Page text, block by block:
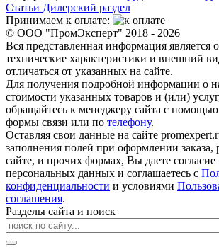
Статьи Дилерский раздел
Принимаем к оплате:
© ООО "ПромЭксперт" 2018 - 2026
Вся представленная информация является
технические характеристики и внешний
отличаться от указанных на сайте.
Для получения подробной информации о
стоимости указанных товаров и (или)
обращайтесь к менеджеру сайта с помощью
формы связи или по телефону.
Оставляя свои данные на сайте
заполнения полей при оформлении заказа,
сайте, и прочих формах, Вы даете согласие
персональных данных и соглашаетесь с
конфиденциальности и условиями
соглашения.
Разделы сайта и поиск